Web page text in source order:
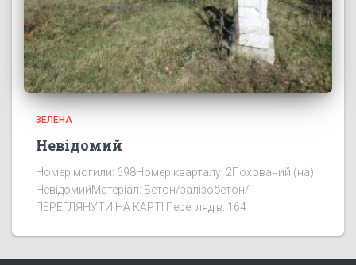
ЗЕЛЕНА
Невідомий
Номер могили: 698Номер кварталу: 2Похований (на):
НевідомийМатеріал: Бетон/залізобетон/
ПЕРЕГЛЯНУТИ НА КАРТІ Переглядів: 164